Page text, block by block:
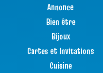
Annonce
Bien être
Bijoux
Cartes et Invitations
Cuisine